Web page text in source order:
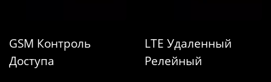
GSM Контроль
Доступа
LTE Удаленный
Релейный